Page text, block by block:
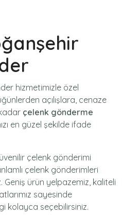
hizmetimizle özel
açılışlara, cenaze
çelenk gönderme
en güzel şekilde ifade
çelenk gönderimi
çelenk gönderimleri
Geniş ürün yelpazemiz, kaliteli
sayesinde
kolayca seçebilirsiniz.